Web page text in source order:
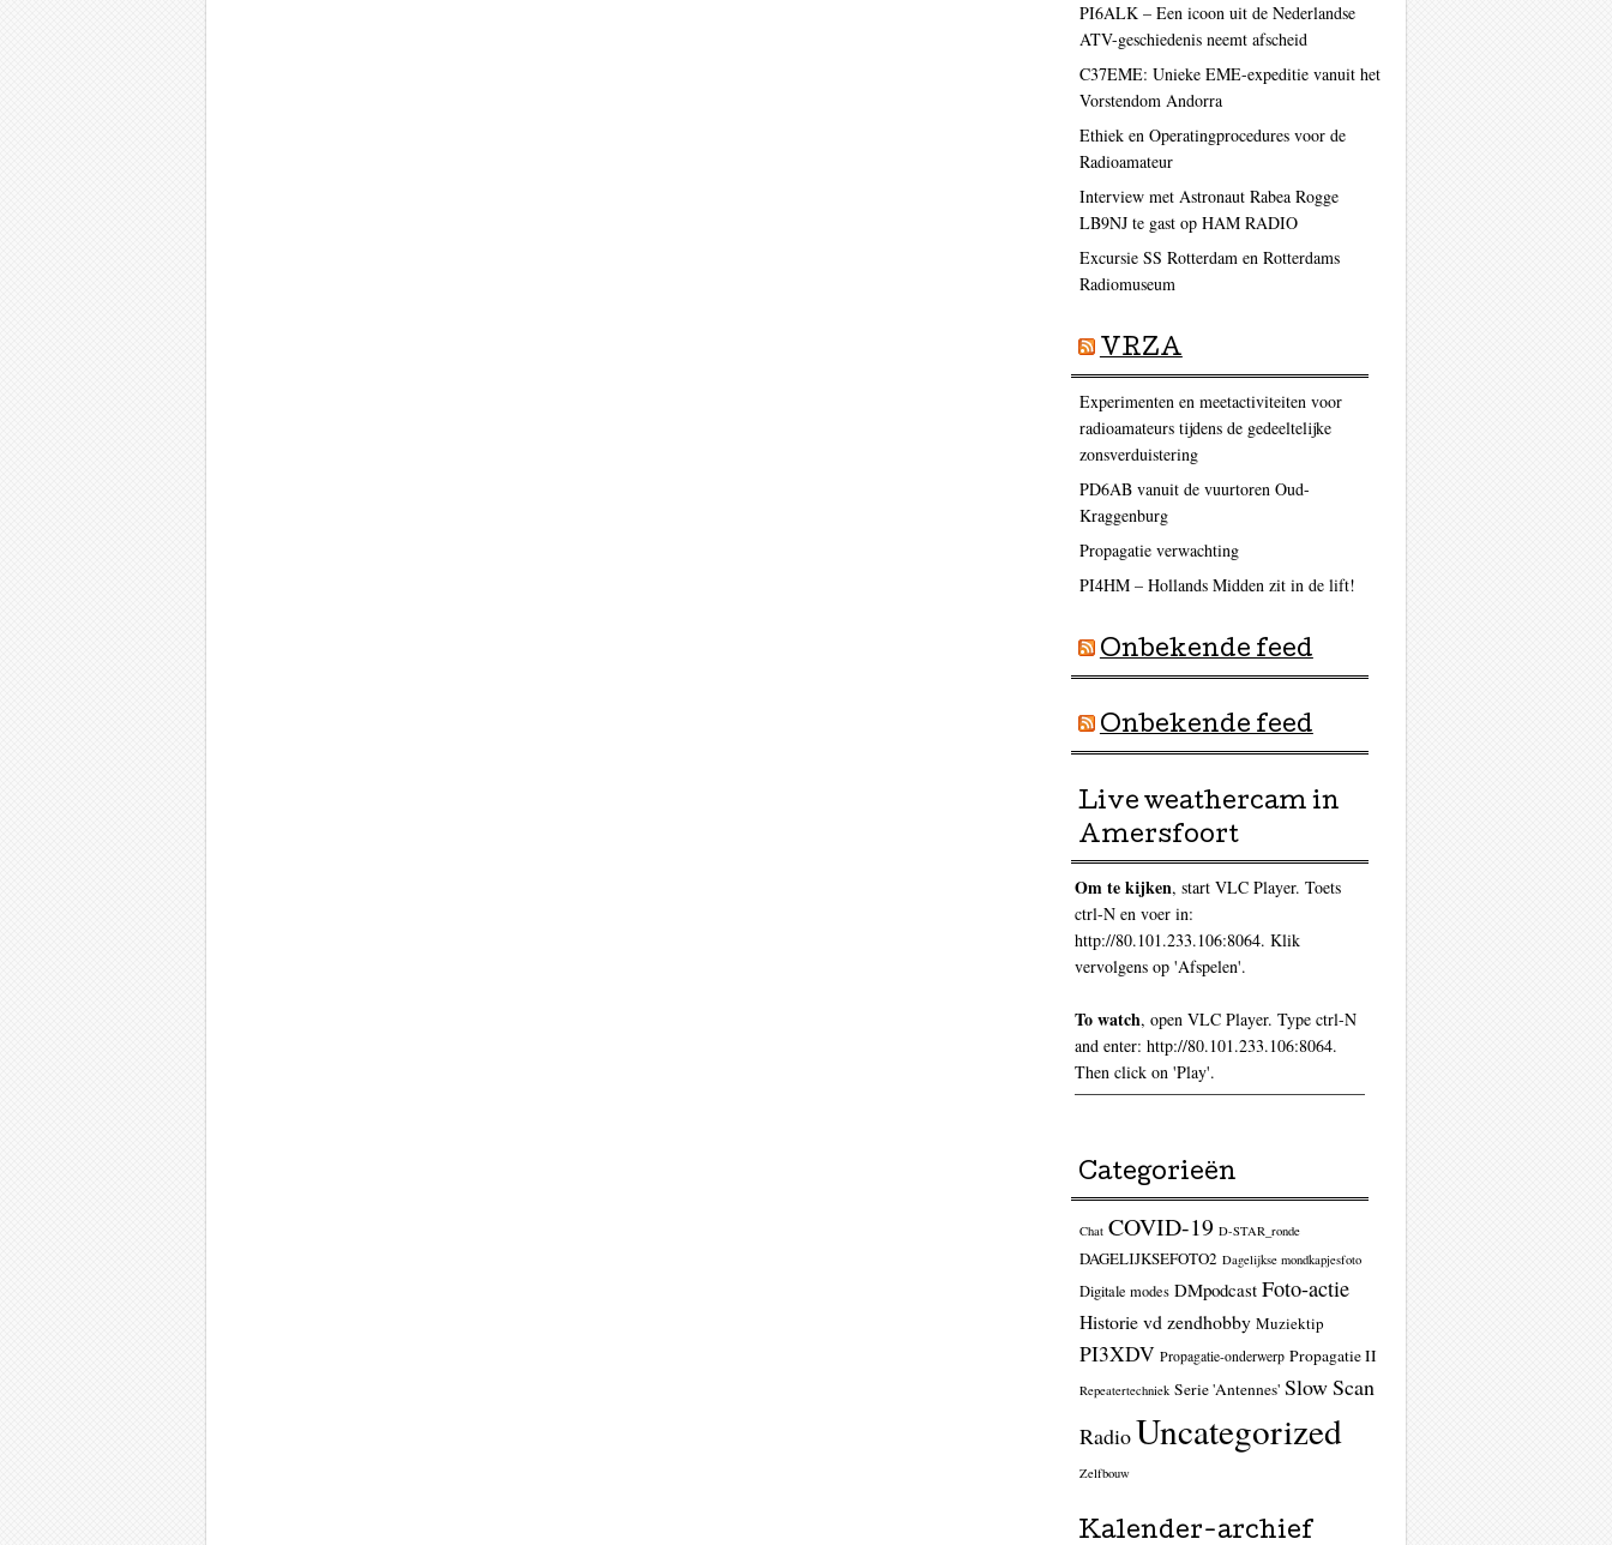
PI6ALK – Een icoon uit de Nederlandse
ATV-geschiedenis neemt afscheid
C37EME: Unieke EME-expeditie vanuit het
Vorstendom Andorra
Ethiek en Operatingprocedures voor de
Radioamateur
Interview met Astronaut Rabea Rogge
LB9NJ te gast op HAM RADIO
Excursie SS Rotterdam en Rotterdams
Radiomuseum
VRZA
Experimenten en meetactiviteiten voor
radioamateurs tijdens de gedeeltelijke
zonsverduistering
PD6AB vanuit de vuurtoren Oud-
Kraggenburg
Propagatie verwachting
PI4HM – Hollands Midden zit in de lift!
Onbekende feed
Onbekende feed
Live weathercam in
Amersfoort
Om te kijken, start VLC Player. Toets
ctrl-N en voer in:
http://80.101.233.106:8064. Klik
vervolgens op 'Afspelen'.
To watch, open VLC Player. Type ctrl-N
and enter: http://80.101.233.106:8064.
Then click on 'Play'.
Categorieën
Chat COVID-19 D-STAR_ronde
DAGELIJKSEFOTO2 Dagelijkse mondkapjesfoto
Digitale modes DMpodcast Foto-actie
Historie vd zendhobby Muziektip
PI3XDV Propagatie-onderwerp Propagatie II
Repeatertechniek Serie 'Antennes' Slow Scan
RadioUncategorized
Zelfbouw
Kalender-archief